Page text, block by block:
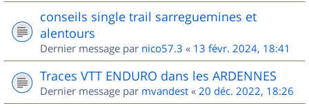
conseils single trail sarreguemines et
alentours
Dernier message par nico57.3 « 13 févr. 2024, 18:41
Traces VTT ENDURO dans les ARDENNES
Dernier message par mvandest « 20 déc. 2022, 18:26